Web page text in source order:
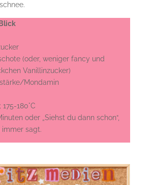
(oder, weniger fancy und
Vanillinzucker)
Mondamin
180°C
oder „Siehst du dann schon“,
immer sagt.